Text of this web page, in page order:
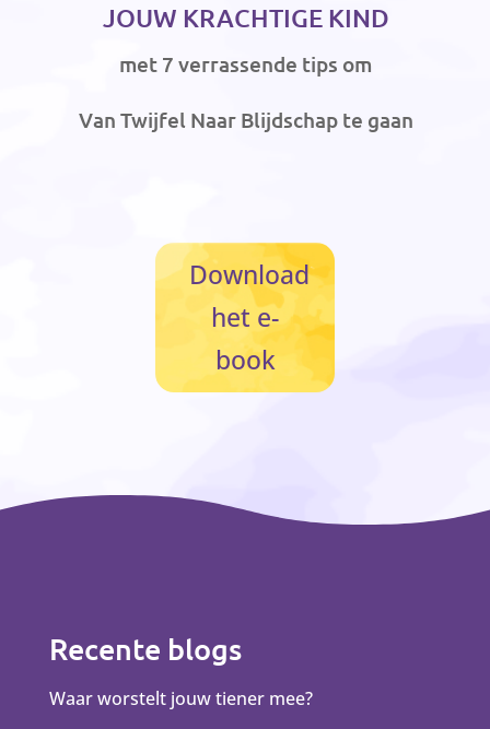
JOUW KRACHTIGE KIND
met 7 verrassende tips om
Van Twijfel Naar Blijdschap te gaan
Download
het e-
book
Recente blogs
Waar worstelt jouw tiener mee?